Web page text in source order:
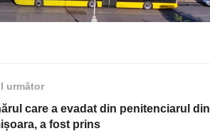
următor
care a evadat din penitenciarul din
a fost prins